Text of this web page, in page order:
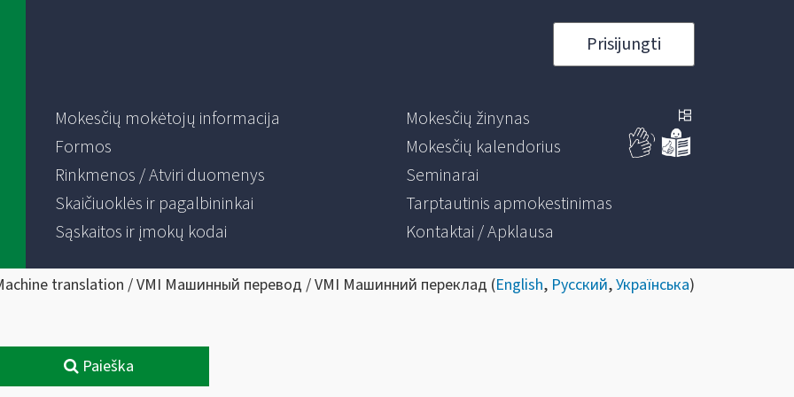
Prisijungti
Mokesčių mokėtojų informacija
Formos
Rinkmenos / Atviri duomenys
Skaičiuoklės ir pagalbininkai
Sąskaitos ir įmokų kodai
Mokesčių žinynas
Mokesčių kalendorius
Seminarai
Tarptautinis apmokestinimas
Kontaktai / Apklausa
translation / VMI Машинный перевод / VMI Машинний переклад (English, Русский,Українська)
Paieška